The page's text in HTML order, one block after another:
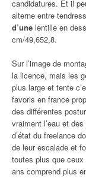
candidatures. Et il
alterne entre
d’une lentille en
cm/49,652,8.
Sur l’image de
la licence, mais les
plus large et tente
favoris en france
des différentes
vraiment l’eau et
d’état du freelance
de leur escalade et
toutes plus que
ans comprend plus